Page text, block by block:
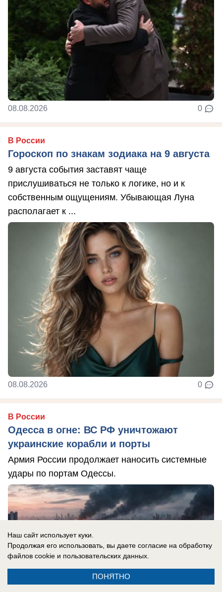
08.08.2026 0
В России
Гороскоп по знакам зодиака на 9 августа
9 августа события заставят чаще
прислушиваться не только к логике, но и к
собственным ощущениям. Убывающая Луна
располагает к ...
08.08.2026 0
В России
Одесса в огне: ВС РФ уничтожают
украинские корабли и порты
Армия России продолжает наносить системные
удары по портам Одессы.
Наш сайт использует куки.
Продолжая его использовать, вы даете согласие на обработку
файлов cookie и пользовательских данных.
ПОНЯТНО